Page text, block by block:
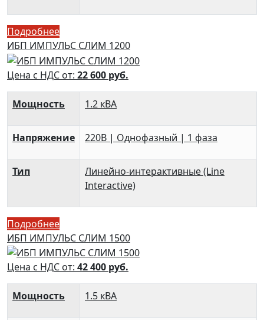
Подробнее
ИБП ИМПУЛЬС СЛИМ 1200
Цена с НДС от: 22 600 руб.
Мощность 1.2 кВА
Напряжение 220В | Однофазный | 1 фаза
Тип
Линейно-интерактивные (Line
Interactive)
Подробнее
ИБП ИМПУЛЬС СЛИМ 1500
Цена с НДС от: 42 400 руб.
Мощность 1.5 кВА